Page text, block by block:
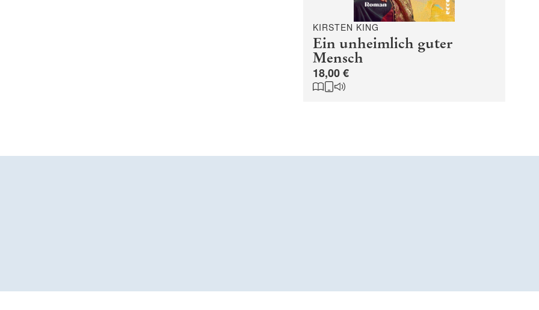
KIRSTEN KING
Ein unheimlich guter
Mensch
18,00 €